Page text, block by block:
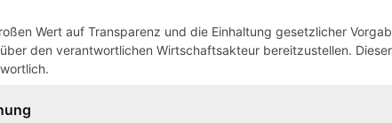
Wert auf Transparenz und die Einhaltung gesetzlicher
den verantwortlichen Wirtschaftsakteur bereitzustellen.